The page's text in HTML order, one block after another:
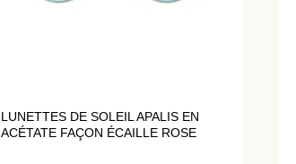
LUNETTES DE SOLEIL APALIS EN
ACÉTATE FAÇON ÉCAILLE ROSE